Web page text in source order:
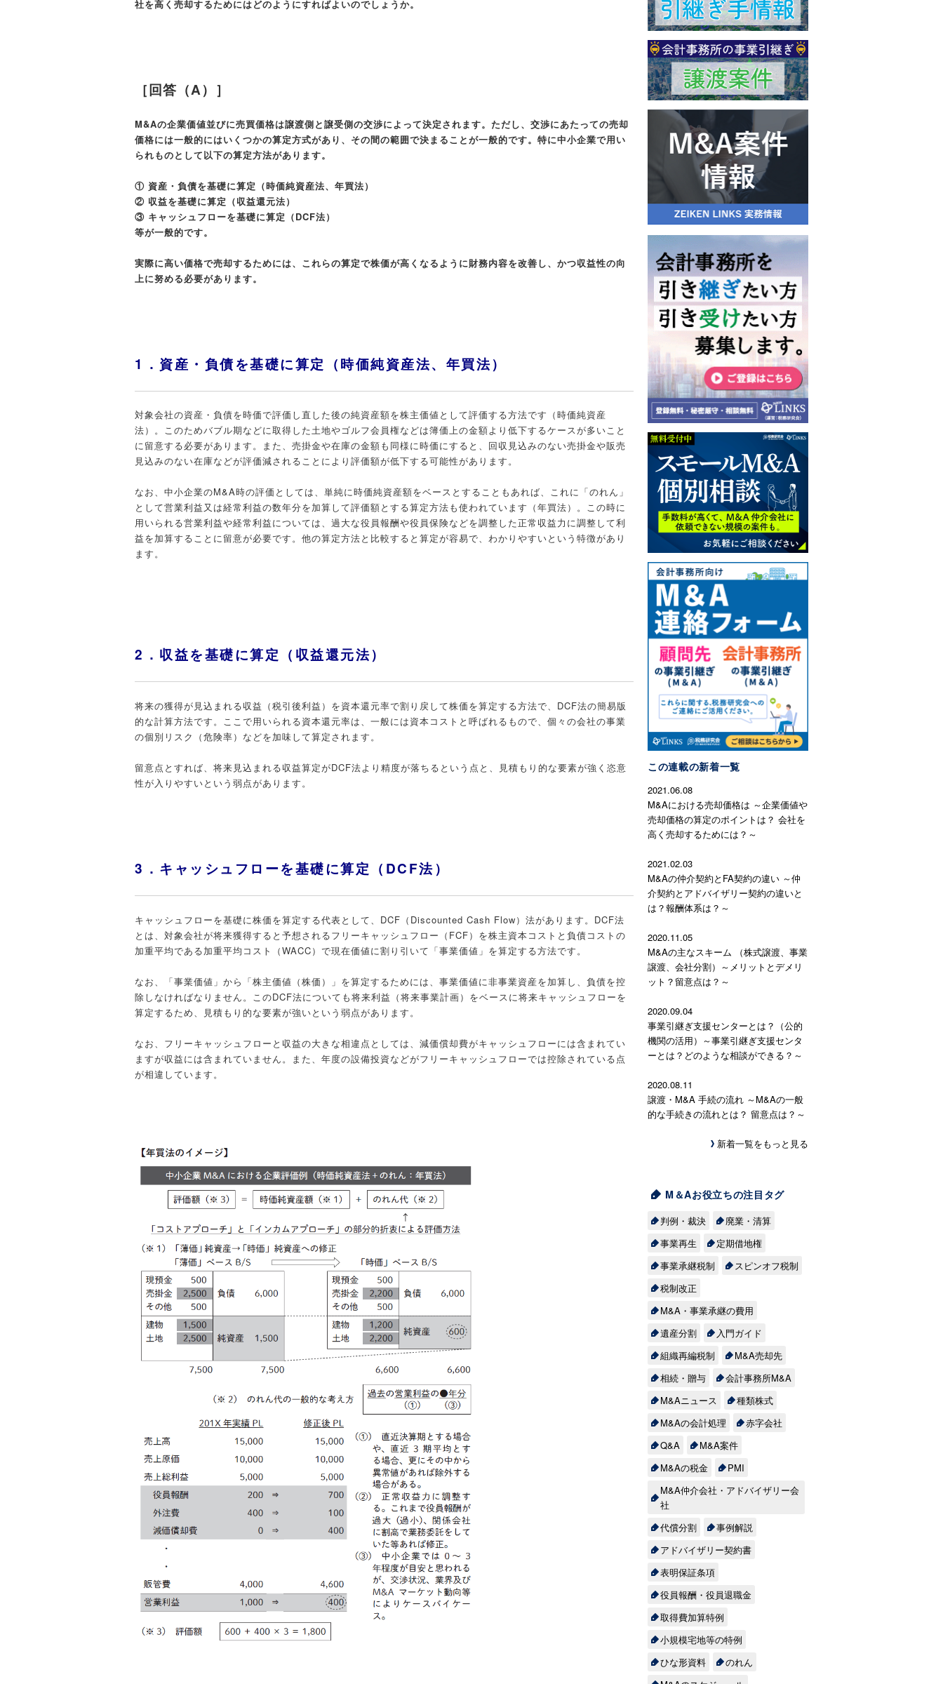
社を高く売却するためにはどのようにすればよいのでしょうか。
［回答（A）］
M&Aの企業価値並びに売買価格は譲渡側と譲受側の交渉によって決定されます。ただし、交渉にあたっての売却
価格には一般的にはいくつかの算定方式があり、その間の範囲で決まることが一般的です。特に中小企業で用い
られものとして以下の算定方法があります。
① 資産・負債を基礎に算定（時価純資産法、年買法）
② 収益を基礎に算定（収益還元法）
③ キャッシュフローを基礎に算定（DCF法）
等が一般的です。
実際に高い価格で売却するためには、これらの算定で株価が高くなるように財務内容を改善し、かつ収益性の向
上に努める必要があります。
1．資産・負債を基礎に算定（時価純資産法、年買法）
対象会社の資産・負債を時価で評価し直した後の純資産額を株主価値として評価する方法です（時価純資産
法）。このためバブル期などに取得した土地やゴルフ会員権などは簿価上の金額より低下するケースが多いこと
に留意する必要があります。また、売掛金や在庫の金額も同様に時価にすると、回収見込みのない売掛金や販売
見込みのない在庫などが評価減されることにより評価額が低下する可能性があります。
なお、中小企業のM&A時の評価としては、単純に時価純資産額をベースとすることもあれば、これに「のれん」
として営業利益又は経常利益の数年分を加算して評価額とする算定方法も使われています（年買法）。この時に
用いられる営業利益や経常利益については、過大な役員報酬や役員保険などを調整した正常収益力に調整して利
益を加算することに留意が必要です。他の算定方法と比較すると算定が容易で、わかりやすいという特徴があり
ます。
2．収益を基礎に算定（収益還元法）
将来の獲得が見込まれる収益（税引後利益）を資本還元率で割り戻して株価を算定する方法で、DCF法の簡易版
的な計算方法です。ここで用いられる資本還元率は、一般には資本コストと呼ばれるもので、個々の会社の事業
の個別リスク（危険率）などを加味して算定されます。
留意点とすれば、将来見込まれる収益算定がDCF法より精度が落ちるという点と、見積もり的な要素が強く恣意
性が入りやすいという弱点があります。
3．キャッシュフローを基礎に算定（DCF法）
キャッシュフローを基礎に株価を算定する代表として、DCF（Discounted Cash Flow）法があります。DCF法
とは、対象会社が将来獲得すると予想されるフリーキャッシュフロー（FCF）を株主資本コストと負債コストの
加重平均である加重平均コスト（WACC）で現在価値に割り引いて「事業価値」を算定する方法です。
なお、「事業価値」から「株主価値（株価）」を算定するためには、事業価値に非事業資産を加算し、負債を控
除しなければなりません。このDCF法についても将来利益（将来事業計画）をベースに将来キャッシュフローを
算定するため、見積もり的な要素が強いという弱点があります。
なお、フリーキャッシュフローと収益の大きな相違点としては、減価償却費がキャッシュフローには含まれてい
ますが収益には含まれていません。また、年度の設備投資などがフリーキャッシュフローでは控除されている点
が相違しています。
この連載の新着一覧
2021.06.08
M&Aにおける売却価格は ～企業価値や
売却価格の算定のポイントは？ 会社を
高く売却するためには？～
2021.02.03
M&Aの仲介契約とFA契約の違い ～仲
介契約とアドバイザリー契約の違いと
は？報酬体系は？～
2020.11.05
M&Aの主なスキーム （株式譲渡、事業
譲渡、会社分割）～メリットとデメリ
ット？留意点は？～
2020.09.04
事業引継ぎ支援センターとは？（公的
機関の活用）～事業引継ぎ支援センタ
ーとは？どのような相談ができる？～
2020.08.11
譲渡・M&A 手続の流れ ～M&Aの一般
的な手続きの流れとは？ 留意点は？～
新着一覧をもっと見る
M＆Aお役立ちの注目タグ
判例・裁決
廃業・清算
事業再生
定期借地権
事業承継税制
スピンオフ税制
税制改正
M&A・事業承継の費用
遺産分割
入門ガイド
組織再編税制
M&A売却先
相続・贈与
会計事務所M&A
M&Aニュース
種類株式
M&Aの会計処理
赤字会社
Q&A
M&A案件
M&Aの税金
PMI
M&A仲介会社・アドバイザリー会
社
代償分割
事例解説
アドバイザリー契約書
表明保証条項
役員報酬・役員退職金
取得費加算特例
小規模宅地等の特例
ひな形資料
のれん